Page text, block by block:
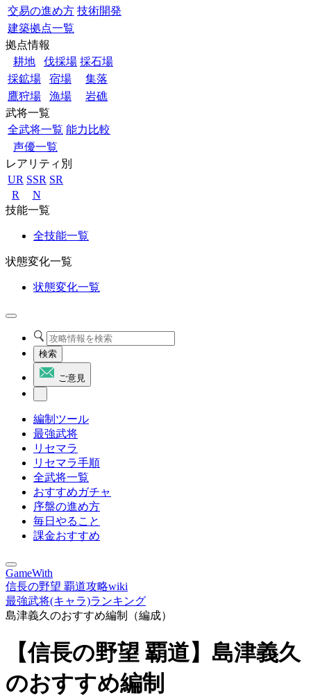
交易の進め方 技術開発
建築拠点一覧
拠点情報
耕地
伐採場 採石場
採鉱場
宿場
集落
鷹狩場
漁場
岩礁
武将一覧
全武将一覧 能力比較
声優一覧
レアリティ別
UR SSR SR
R
N
技能一覧
全技能一覧
状態変化一覧
状態変化一覧
検索
ご意見
編制ツール
最強武将
リセマラ
リセマラ手順
全武将一覧
おすすめガチャ
序盤の進め方
毎日やること
課金おすすめ
GameWith
信長の野望 覇道攻略wiki
最強武将(キャラ)ランキング
島津義久のおすすめ編制（編成）
【信長の野望 覇道】島津義久
のおすすめ編制